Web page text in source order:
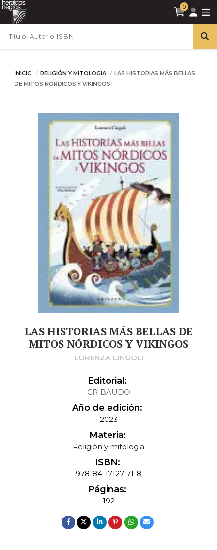
0
INICIO RELIGIÓN Y MITOLOGIA
LAS HISTORIAS MÁS BELLAS
DE MITOS NÓRDICOS Y VIKINGOS
LAS HISTORIAS MÁS BELLAS DE
MITOS NÓRDICOS Y VIKINGOS
LORENZA CINGOLI
Editorial:
GRIBAUDO
Año de edición:
2023
Materia:
Religión y mitologia
ISBN:
978-84-17127-71-8
Páginas:
192